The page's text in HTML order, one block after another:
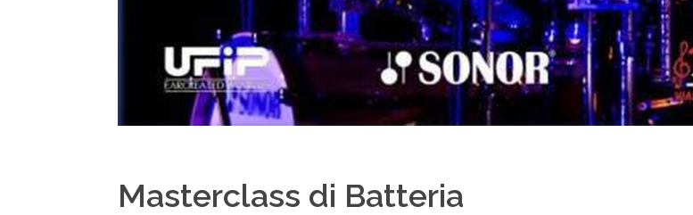
Masterclass di Batteria